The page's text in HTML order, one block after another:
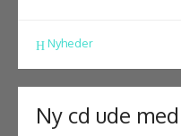
Nyheder
Ny cd ude